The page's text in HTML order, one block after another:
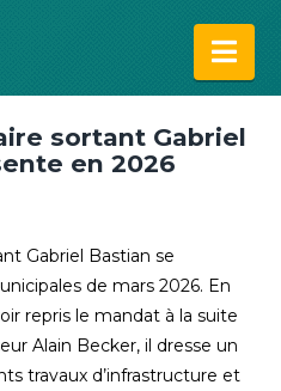
sortant Gabriel
en 2026
Gabriel Bastian se
de mars 2026. En
repris le mandat à la suite
Alain Becker, il dresse un
travaux d’infrastructure et